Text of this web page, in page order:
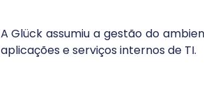
A Glück assumiu a gestão do
aplicações e serviços internos de TI.